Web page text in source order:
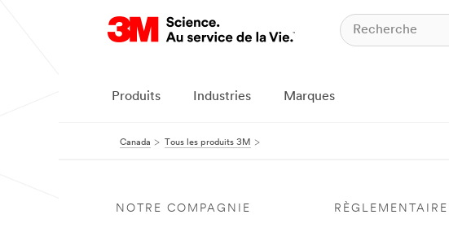
Produits Industries Marques
Canada Tous les produits 3M
NOTRE COMPAGNIE RÈGLEMENTAIRE